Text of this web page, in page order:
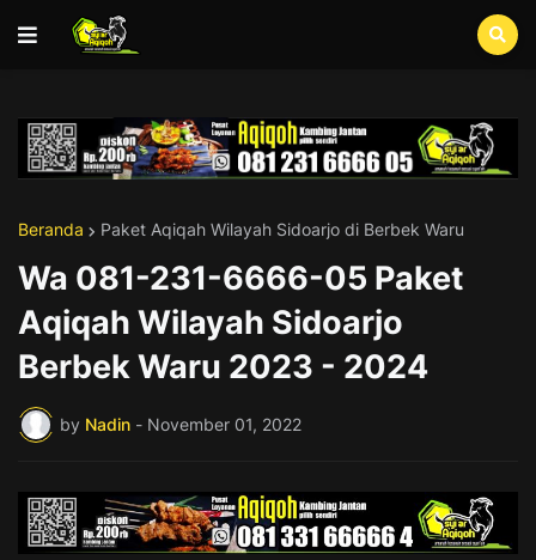
Beranda Paket Aqiqah Wilayah Sidoarjo di Berbek Waru
Wa 081-231-6666-05 Paket
Aqiqah Wilayah Sidoarjo
Berbek Waru 2023 - 2024
by Nadin - November 01, 2022